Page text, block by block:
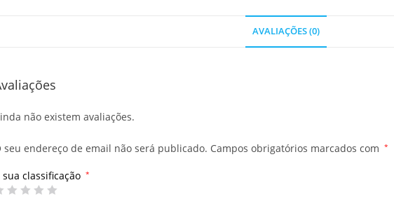
AVALIAÇÕES (0)
não existem avaliações.
seu endereço de email não será publicado. Campos obrigatórios marcados com *
sua classificação *